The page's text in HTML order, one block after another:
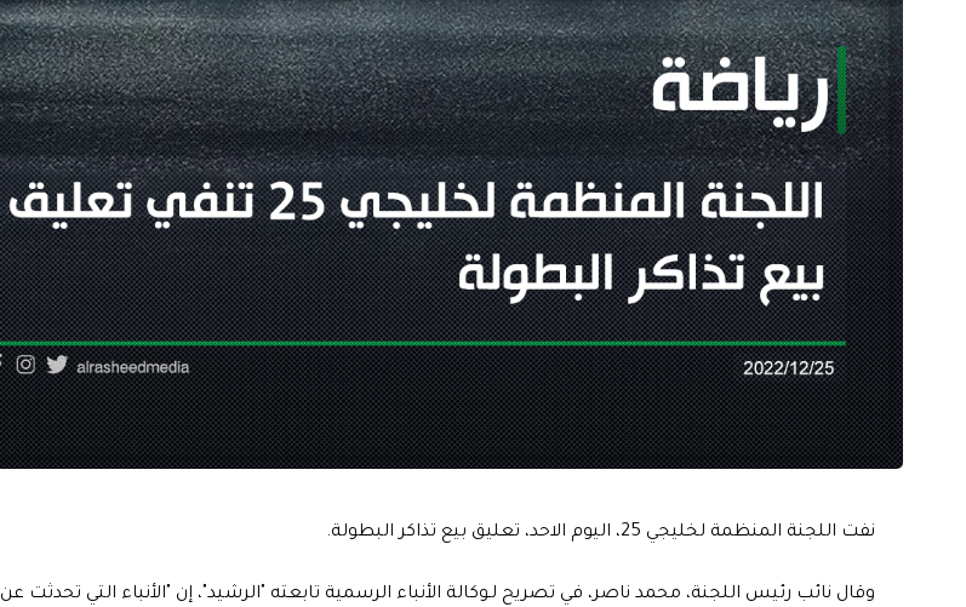
نفت اللجنة المنظمة لخليجي 25، اليوم الاحد، تعليق بيع تذاكر البطولة.
وقال نائب رئيس اللجنة، محمد ناصر، في تصريح لـوكالة الأنباء الرسمية تابعته "الرشيد"، إن "الأنباء التي تحدثت عن